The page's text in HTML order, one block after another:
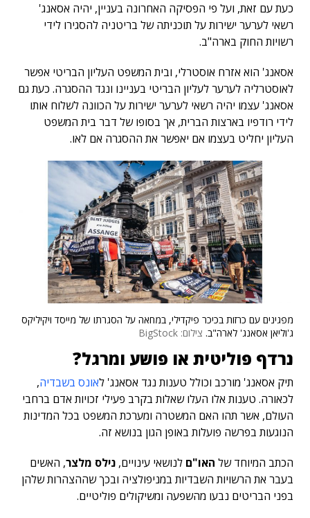
כעת עם זאת, ועל פי הפסיקה האחרונה בעניין, יהיה אסאנג'
רשאי לערער ישירות על תוכניתה של בריטניה להסגירו לידי
רשויות החוק בארה"ב.
אסאנג' הוא אזרח אוסטרלי, ובית המשפט העליון הבריטי אפשר
לאוסטרליה לערער לעליון הבריטי בעניינו ונגד ההסגרה. כעת גם
אסאנג' עצמו יהיה רשאי לערער ישירות על הכוונה לשלוח אותו
לידי רודפיו בארצות הברית, אך בסופו של דבר בית המשפט
העליון יחליט בעצמו אם יאפשר את ההסגרה אם לאו.
מפגינים עם כרזות בכיכר פיקדילי, במחאה על הסגרתו של מייסד ויקיליקס
ג'וליאן אסאנג' לארה"ב. צילום: BigStock
נרדף פוליטית או פושע ומרגל?
תיק אסאנג' מורכב וכולל טענות נגד אסאנג' לאונס בשבדיה,
לכאורה. טענות אלו העלו שאלות בקרב פעילי זכויות אדם ברחבי
העולם, אשר תהו האם המשטרה ומערכת המשפט בכל המדינות
הנוגעות בפרשה פועלות באופן הגון בנושא זה.
הכתב המיוחד של האו"ם לנושאי עינויים, נילס מלצר, האשים
בעבר את הרשויות השבדיות במניפולציה ובכך שההצהרות שלהן
בפני הבריטים נבעו מהשפעה ומשיקולים פוליטיים.